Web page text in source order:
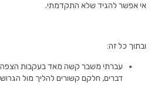
אי אפשר להגיד שלא התקדמתי.
ובתוך כל זה:
עברתי משבר קשה מאד בעקבות
דברים, חלקם קשורים להליך מול הגרוש